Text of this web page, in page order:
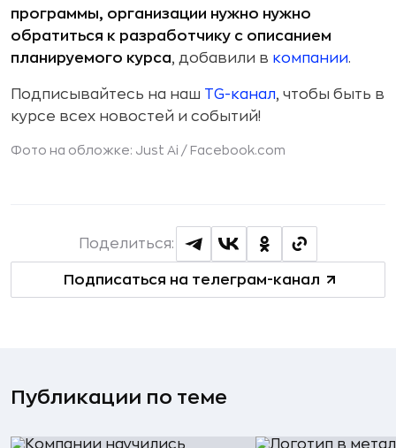
программы, организации нужно нужно
обратиться к разработчику с описанием
планируемого курса, добавили в компании.
Подписывайтесь на наш TG-канал, чтобы быть в
курсе всех новостей и событий!
Фото на обложке: Just Ai / Facebook.com
Подписаться на телеграм-канал
Поделиться:
Публикации по теме